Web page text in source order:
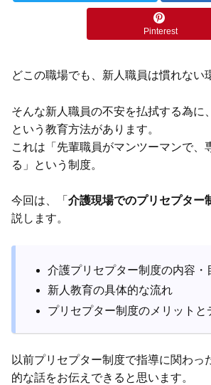
Pinterest
どこの職場でも、新人職員は慣れない
そんな新人職員の不安を払拭する為に
という教育方法があります。
これは「先輩職員がマンツーマンで、
る」という制度。
今回は、「 介護現場でのプリセプター
説します。
介護プリセプター制度の内容・
新人教育の具体的な流れ
プリセプター制度のメリットと
以前プリセプター制度で指導に関わっ
的な話をお伝えできると思います。